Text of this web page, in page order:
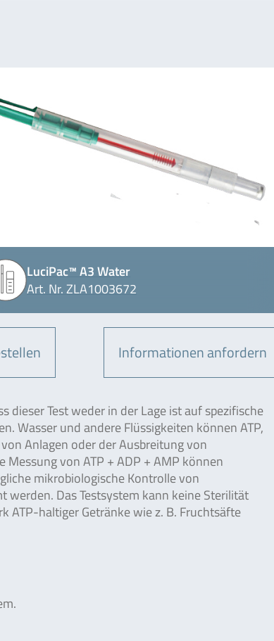
LuciPac™ A3 Water
Art. Nr. ZLA1003672
Informationen anfordern
dieser Test weder in der Lage ist auf spezifische
Wasser und andere Flüssigkeiten können ATP,
Anlagen oder der Ausbreitung von
von ATP + ADP + AMP können
mikrobiologische Kontrolle von
Das Testsystem kann keine Sterilität
ATP-haltiger Getränke wie z. B. Fruchtsäfte